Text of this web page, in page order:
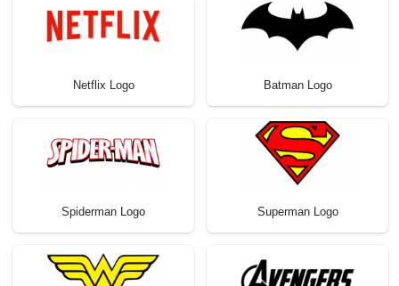
Netflix Logo Batman Logo
Spiderman Logo Superman Logo